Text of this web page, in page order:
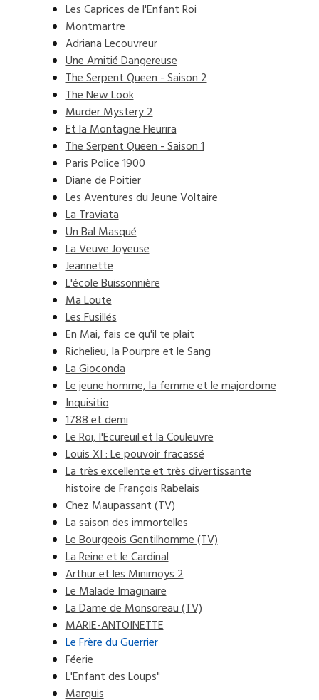
Les Caprices de l'Enfant Roi
Montmartre
Adriana Lecouvreur
Une Amitié Dangereuse
The Serpent Queen - Saison 2
The New Look
Murder Mystery 2
Et la Montagne Fleurira
The Serpent Queen - Saison 1
Paris Police 1900
Diane de Poitier
Les Aventures du Jeune Voltaire
La Traviata
Un Bal Masqué
La Veuve Joyeuse
Jeannette
L'école Buissonnière
Ma Loute
Les Fusillés
En Mai, fais ce qu'il te plait
Richelieu, la Pourpre et le Sang
La Gioconda
Le jeune homme, la femme et le majordome
Inquisitio
1788 et demi
Le Roi, l'Ecureuil et la Couleuvre
Louis XI : Le pouvoir fracassé
La très excellente et très divertissante
histoire de François Rabelais
Chez Maupassant (TV)
La saison des immortelles
Le Bourgeois Gentilhomme (TV)
La Reine et le Cardinal
Arthur et les Minimoys 2
Le Malade Imaginaire
La Dame de Monsoreau (TV)
MARIE-ANTOINETTE
Le Frère du Guerrier
Féerie
L'Enfant des Loups"
Marquis